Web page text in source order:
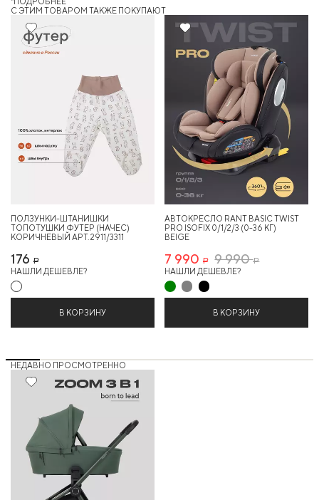
C ЭТИМ ТОВАРОМ ТАКЖЕ ПОКУПАЮТ
ПОЛЗУНКИ-ШТАНИШКИ
ТОПОТУШКИ ФУТЕР (НАЧЕС)
КОРИЧНЕВЫЙ АРТ. 2911/3311
176 Р
НАШЛИ ДЕШЕВЛЕ?
В КОРЗИНУ
20% Хит
АВТОКРЕСЛО RANT BASIC TWIST
PRO ISOFIX 0/1/2/3 (0-36 КГ)
BEIGE
7 990 Р 9 990Р
НАШЛИ ДЕШЕВЛЕ?
В КОРЗИНУ
НЕДАВНО ПРОСМОТРЕННО
25%